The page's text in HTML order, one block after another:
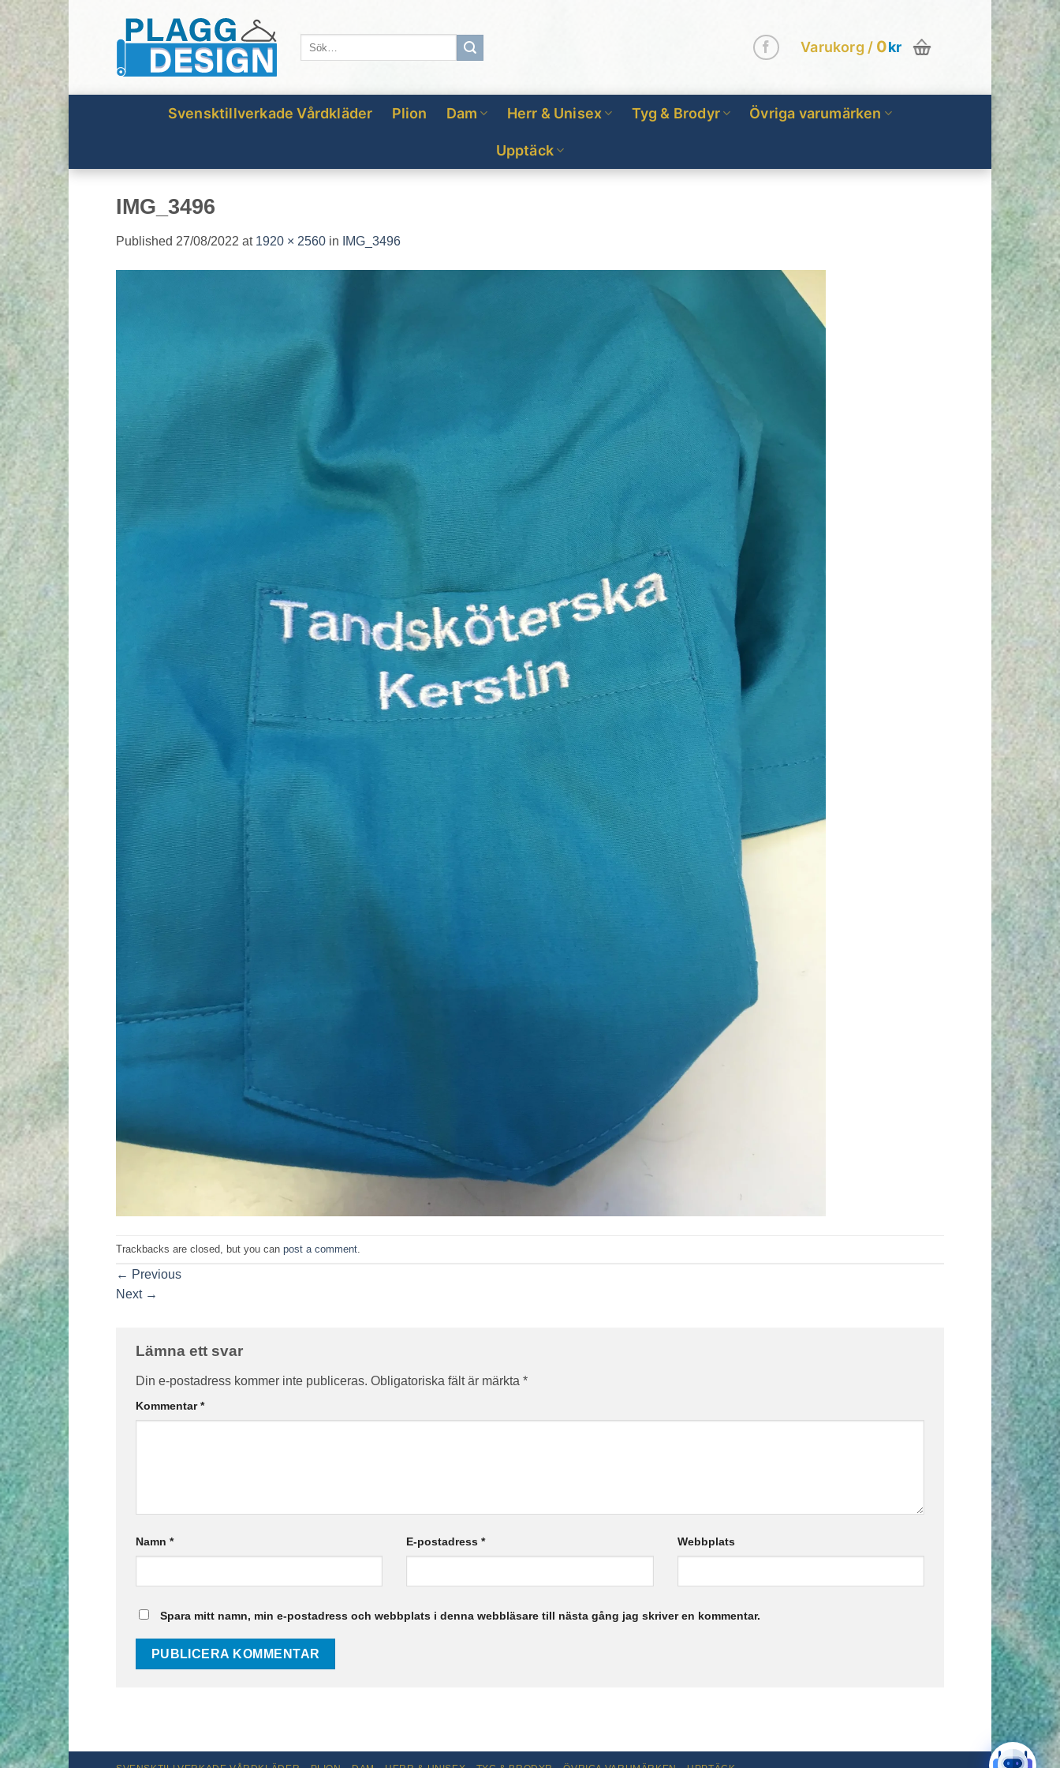
Varukorg / 0kr
Svensktillverkade Vårdkläder Plion Dam Herr & Unisex Tyg & Brodyr Övriga varumärken
Upptäck
IMG_3496
Published 27/08/2022 at 1920 × 2560 in IMG_3496
Trackbacks are closed, but you can post a comment
← Previous
Next →
Lämna ett svar
Din e-postadress kommer inte publiceras. Obligatoriska fält är märkta *
Kommentar*
Namn * E-postadress* Webbplats
Spara mitt namn, min e-postadress och webbplats i denna webbläsare till nästa gång jag skriver en kommentar.